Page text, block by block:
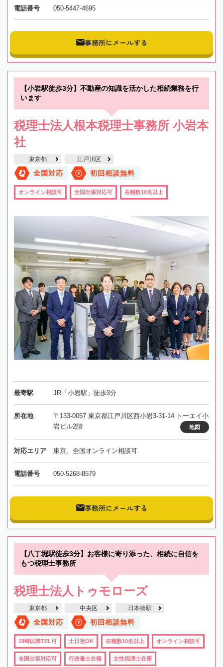
電話番号 050-5447-4695
事務所にメールする
【小岩駅徒歩3分】不動産の知識を活かした相続業務を行
います
税理士法人根本税理士事務所 小岩本
社
東京都 江戸川区
全国対応 初回相談無料
オンライン相談可 全国出張対応可 在籍数10名以上
最寄駅 JR「小岩駅」徒歩3分
所在地
〒133-0057 東京都江戸川区西小岩3-31-14 トーエイ小
岩ビル2階
地図
対応エリア 東京、全国オンライン相談可
電話番号 050-5268-8579
事務所にメールする
【八丁堀駅徒歩3分】お客様に寄り添った、相続に自信を
もつ税理士事務所
税理士法人トゥモローズ
東京都 中央区 日本橋駅
全国対応 初回相談無料
19時以降TEL可 土日祝OK 在籍数10名以上 オンライン相談可
全国出張対応可 行政書士在籍 女性税理士在籍